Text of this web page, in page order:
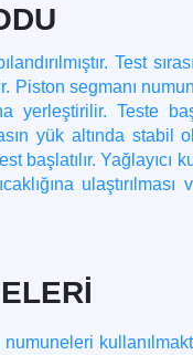
Test
Piston segmanı
yerleştirilir. Teste
yük altında stabil
Yağlayıcı
ulaştırılması